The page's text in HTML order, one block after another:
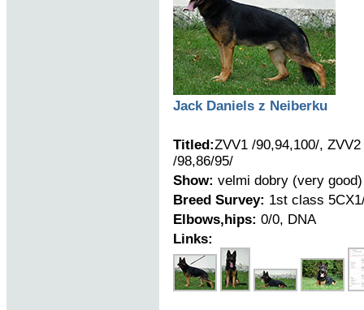
Jack Daniels z Neiberku
Titled:ZVV1 /90,94,100/,
/98,86/95/
Show: velmi dobry (very good)
Breed Survey: 1st class
Elbows,hips: 0/0, DNA
Links: